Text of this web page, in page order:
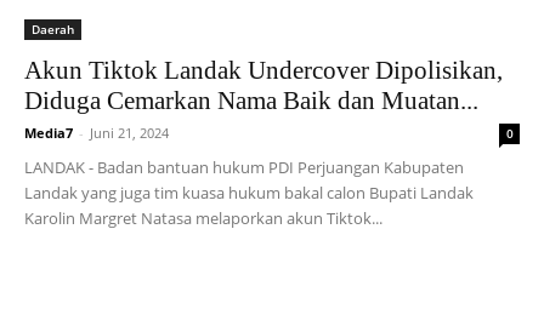
Daerah
Akun Tiktok Landak Undercover Dipolisikan,
Diduga Cemarkan Nama Baik dan Muatan...
Media7 - Juni 21, 2024 0
LANDAK - Badan bantuan hukum PDI Perjuangan Kabupaten
Landak yang juga tim kuasa hukum bakal calon Bupati Landak
Karolin Margret Natasa melaporkan akun Tiktok...